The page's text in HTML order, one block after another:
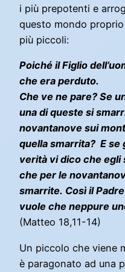
i più prepotenti e
questo mondo
più piccoli:
Poiché il Figlio
che era perduto.
Che ve ne pare? Se
una di queste si
novantanove sui
quella smarrita? E se
verità vi dico che egli
che per le
smarrite. Così il
vuole che neppure
(Matteo 18,11-14)
Un piccolo che viene
è paragonato ad una